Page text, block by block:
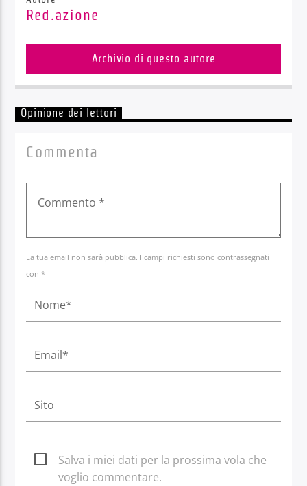
Red.azione
Archivio di questo autore
Opinione dei lettori
Commenta
La tua email non sarà pubblica. I campi richiesti sono contrassegnati
con *
Salva i miei dati per la prossima vola che
voglio commentare.